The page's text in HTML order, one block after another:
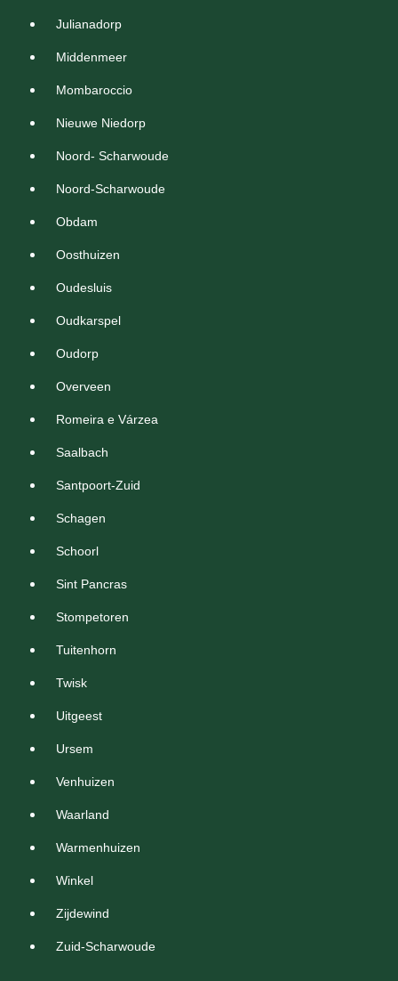
Julianadorp
Middenmeer
Mombaroccio
Nieuwe Niedorp
Noord- Scharwoude
Noord-Scharwoude
Obdam
Oosthuizen
Oudesluis
Oudkarspel
Oudorp
Overveen
Romeira e Várzea
Saalbach
Santpoort-Zuid
Schagen
Schoorl
Sint Pancras
Stompetoren
Tuitenhorn
Twisk
Uitgeest
Ursem
Venhuizen
Waarland
Warmenhuizen
Winkel
Zijdewind
Zuid-Scharwoude